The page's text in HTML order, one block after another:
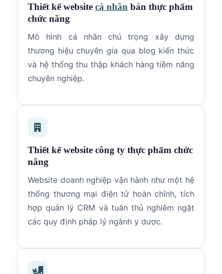
Thiết kế website cá nhân bán thực phẩm
chức năng
Mô hình cá nhân chú trọng xây dựng
thương hiệu chuyên gia qua blog kiến thức
và hệ thống thu thập khách hàng tiềm năng
chuyên nghiệp.
Thiết kế website công ty thực phẩm chức
năng
Website doanh nghiệp vận hành như một hệ
thống thương mại điện tử hoàn chỉnh, tích
hợp quản lý CRM và tuân thủ nghiêm ngặt
các quy định pháp lý ngành y dược.